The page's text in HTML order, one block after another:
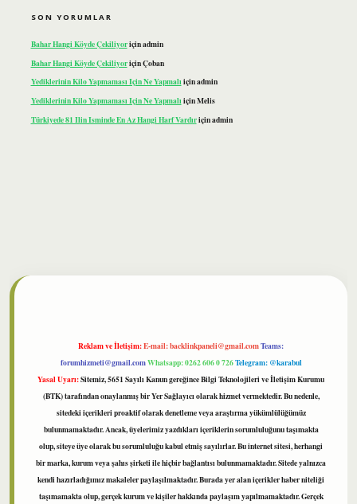
SON YORUMLAR
Bahar Hangi Köyde Çekiliyoriçinadmin
Bahar Hangi Köyde ÇekiliyoriçinÇoban
Yediklerinin Kilo Yapmaması Için Ne Yapmalıiçinadmin
Yediklerinin Kilo Yapmaması Için Ne YapmalıiçinMelis
Türkiyede 81 Ilin Isminde En Az Hangi Harf Vardıriçinadmin
Reklam ve İletişim:E-mail:backlinkpaneli@gmail.comTeams:
forumhizmeti@gmail.comWhatsapp: 0262 606 0 726Telegram: @karabul
Yasal Uyarı:Sitemiz, 5651 Sayılı Kanun gereğince Bilgi Teknolojileri ve İletişim Kurumu
(BTK) tarafından onaylanmış bir Yer Sağlayıcı olarak hizmet vermektedir. Bu nedenle,
sitedeki içerikleri proaktif olarak denetleme veya araştırma yükümlülüğümüz
bulunmamaktadır. Ancak, üyelerimiz yazdıkları içeriklerin sorumluluğunu taşımakta
olup, siteye üye olarak bu sorumluluğu kabul etmiş sayılırlar. Bu internet sitesi, herhangi
bir marka, kurum veya şahıs şirketi ile hiçbir bağlantısı bulunmamaktadır. Sitede yalnızca
kendi hazırladığımız makaleler paylaşılmaktadır. Burada yer alan içerikler haber niteliği
taşımamakta olup, gerçek kurum ve kişiler hakkında paylaşım yapılmamaktadır. Gerçek